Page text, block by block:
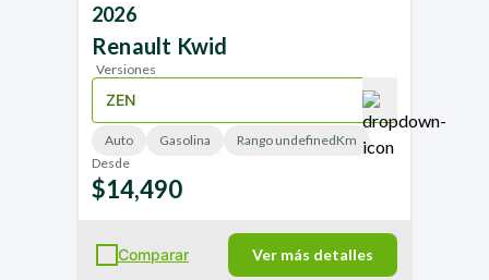
2026
Renault Kwid
Versiones
Auto Gasolina
Rango undefinedKm
Desde
$14,490
Comparar Ver más detalles